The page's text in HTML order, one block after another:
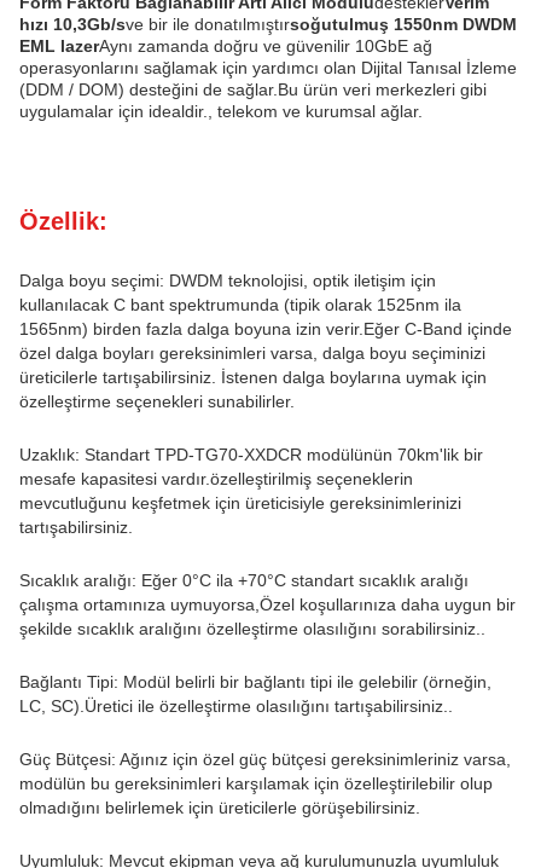
hızı 10,3Gb/sve bir ile donatılmıştırsoğutulmuş 1550nm DWDM
EML lazerAynı zamanda doğru ve güvenilir 10GbE ağ
operasyonlarını sağlamak için yardımcı olan Dijital Tanısal İzleme
(DDM / DOM) desteğini de sağlar.Bu ürün veri merkezleri gibi
uygulamalar için idealdir., telekom ve kurumsal ağlar.
Özellik:
Dalga boyu seçimi: DWDM teknolojisi, optik iletişim için
kullanılacak C bant spektrumunda (tipik olarak 1525nm ila
1565nm) birden fazla dalga boyuna izin verir.Eğer C-Band içinde
özel dalga boyları gereksinimleri varsa, dalga boyu seçiminizi
üreticilerle tartışabilirsiniz. İstenen dalga boylarına uymak için
özelleştirme seçenekleri sunabilirler.
Uzaklık: Standart TPD-TG70-XXDCR modülünün 70km'lik bir
mesafe kapasitesi vardır.özelleştirilmiş seçeneklerin
mevcutluğunu keşfetmek için üreticisiyle gereksinimlerinizi
tartışabilirsiniz.
Sıcaklık aralığı: Eğer 0°C ila +70°C standart sıcaklık aralığı
çalışma ortamınıza uymuyorsa,Özel koşullarınıza daha uygun bir
şekilde sıcaklık aralığını özelleştirme olasılığını sorabilirsiniz..
Bağlantı Tipi: Modül belirli bir bağlantı tipi ile gelebilir (örneğin,
LC, SC).Üretici ile özelleştirme olasılığını tartışabilirsiniz..
Güç Bütçesi: Ağınız için özel güç bütçesi gereksinimleriniz varsa,
modülün bu gereksinimleri karşılamak için özelleştirilebilir olup
olmadığını belirlemek için üreticilerle görüşebilirsiniz.
Uyumluluk: Mevcut ekipman veya ağ kurulumunuzla uyumluluk